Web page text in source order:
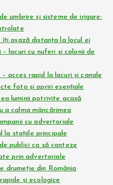
umbrire și sisteme de irigare:
așază distanța la locul ei
lacuri cu nuferi și colonii de
acces rapid la lacuri și canale
foto și opriri esențiale
luminii potrivite acasă
calma mâncărimea
cu advertoriale
la stațiile principale
publici ca să conteze
prin advertoriale
drumeție din România
și ecologice